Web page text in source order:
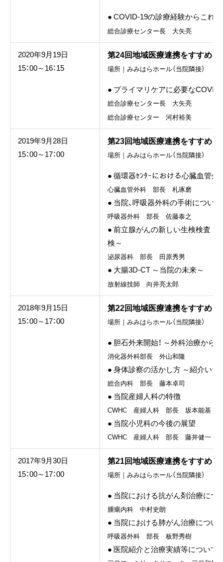
● COVID-19の診療経験からこれ
総合診療センター長 大矢亮
2020年9月19日
15：00～16：15
第24回地域医療連携をすすめる
場所｜みみはらホール（当院隣接）
● プライマリケアに必要な
総合診療センター長 大矢亮
総合診療センター 河村裕美
2019年9月28日
15：00～17：00
第23回地域医療連携をすすめる
場所｜みみはらホール（当院隣接）
● 循環器ｾﾝﾀｰにおける心臓血管外
心臓血管外科 部長 札琢磨
● 当院、呼吸器外科の手術について
呼吸器外科 部長 佐藤泰之
● 前立腺がんの新しい生検検査
検～
泌尿器科 部長 田原秀男
● 大腸3D-CT ～当院の未来～
放射線技師 向井亮太郎
2018年9月15日
15：00～17：00
第22回地域医療連携をすすめる
場所｜みみはらホール（当院隣接）
● 胆石外来開始！ ～外科治療から
消化器外科部長 外山和隆
● 身体診察の活かし方 ～紹介いた
総合内科 部長 藤本卓司
● 当院産婦人科の特徴
CWHC 産婦人科 部長 坂本能基
● 当院小児科の今後の展望
CWHC 産婦人科 部長 藤井健一
2017年9月30日
15：00～17：00
第21回地域医療連携をすすめる
場所｜みみはらホール（当院隣接）
● 当院における抗がん剤治療につ
腫瘍内科 中村史朗
● 当院における肺がん治療につい
呼吸器外科 部長 板野秀樹
● 医院紹介と治療実績等について